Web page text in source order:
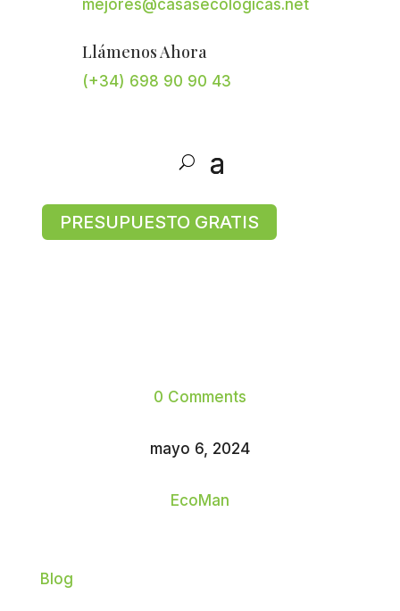
mejores@casasecologicas.net
Llámenos Ahora
(+34) 698 90 90 43
PRESUPUESTO GRATIS
0 Comments
mayo 6, 2024
EcoMan
Blog